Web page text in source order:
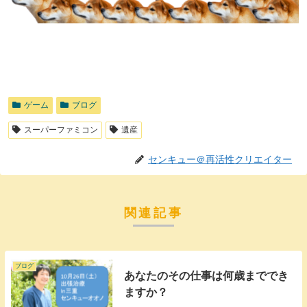
ゲーム ブログ
スーパーファミコン 遺産
センキュー＠再活性クリエイター
関連記事
ブログ
あなたのその仕事は何歳まででき
ますか？